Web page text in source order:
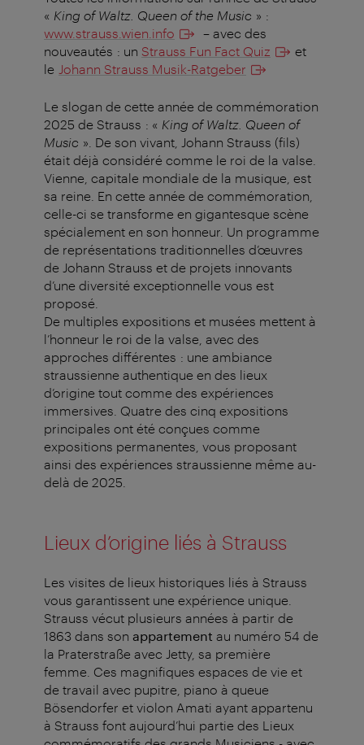
« King of Waltz. Queen of the Music » :
www.strauss.wien.info
– avec des
nouveautés : un Strauss Fun Fact Quiz
et
le Johann Strauss Musik-Ratgeber
Le slogan de cette année de commémoration
2025 de Strauss : « King of Waltz. Queen of
Music ». De son vivant, Johann Strauss (fils)
était déjà considéré comme le roi de la valse.
Vienne, capitale mondiale de la musique, est
sa reine. En cette année de commémoration,
celle-ci se transforme en gigantesque scène
spécialement en son honneur. Un programme
de représentations traditionnelles d’œuvres
de Johann Strauss et de projets innovants
d’une diversité exceptionnelle vous est
proposé.
De multiples expositions et musées mettent à
l’honneur le roi de la valse, avec des
approches différentes : une ambiance
straussienne authentique en des lieux
d’origine tout comme des expériences
immersives. Quatre des cinq expositions
principales ont été conçues comme
expositions permanentes, vous proposant
ainsi des expériences straussienne même au-
delà de 2025.
Lieux d’origine liés à Strauss
Les visites de lieux historiques liés à Strauss
vous garantissent une expérience unique.
Strauss vécut plusieurs années à partir de
1863 dans son appartement au numéro 54 de
la Praterstraße avec Jetty, sa première
femme. Ces magnifiques espaces de vie et
de travail avec pupitre, piano à queue
Bösendorfer et violon Amati ayant appartenu
à Strauss font aujourd’hui partie des Lieux